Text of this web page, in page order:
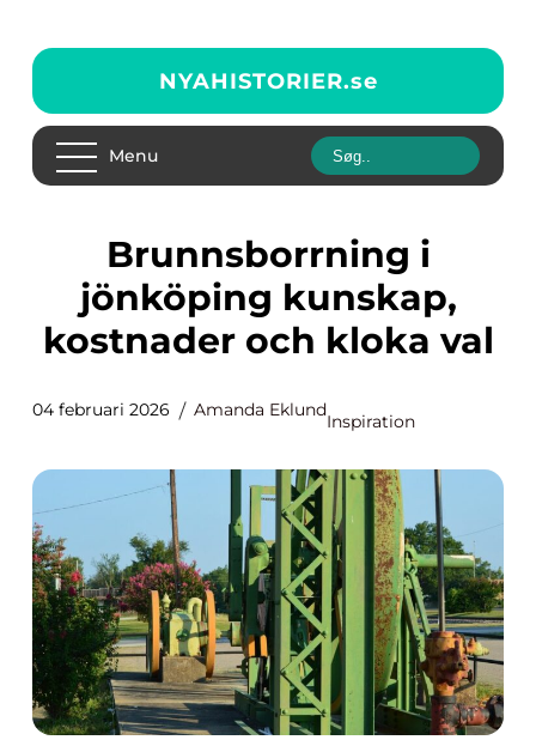
NYAHISTORIER.se
Menu
Brunnsborrning i
jönköping kunskap,
kostnader och kloka val
04 februari 2026 Amanda Eklund
Inspiration